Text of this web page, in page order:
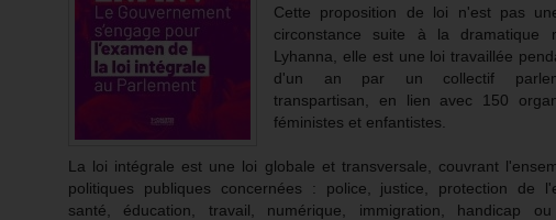
Cette proposition de loi n'est pas
circonstance suite à la dramatique
Lyhanna, elle est une loi travaillée
d'un an par un collectif
transpartisan, en lien avec 150
féministes et enfantistes.
La loi intégrale est une loi globale et transversale, couvrant
politiques publiques concernées : police, justice, protection de
santé, éducation, travail, numérique, immigration, handicap